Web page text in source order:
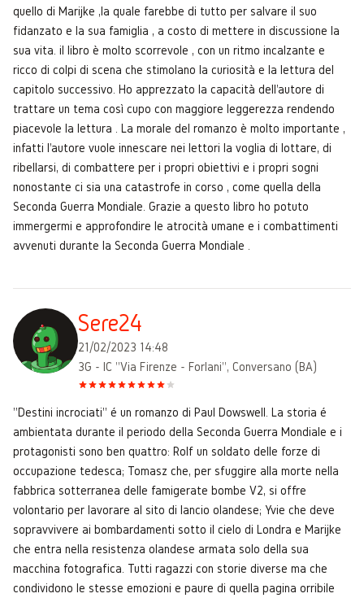
quello di Marijke ,la quale farebbe di tutto per salvare il suo
fidanzato e la sua famiglia , a costo di mettere in discussione la
sua vita. il libro è molto scorrevole , con un ritmo incalzante e
ricco di colpi di scena che stimolano la curiosità e la lettura del
capitolo successivo. Ho apprezzato la capacità dell'autore di
trattare un tema così cupo con maggiore leggerezza rendendo
piacevole la lettura . La morale del romanzo è molto importante ,
infatti l'autore vuole innescare nei lettori la voglia di lottare, di
ribellarsi, di combattere per i propri obiettivi e i propri sogni
nonostante ci sia una catastrofe in corso , come quella della
Seconda Guerra Mondiale. Grazie a questo libro ho potuto
immergermi e approfondire le atrocità umane e i combattimenti
avvenuti durante la Seconda Guerra Mondiale .
Sere24
21/02/2023 14:48
3G - IC "Via Firenze - Forlani", Conversano (BA)
"Destini incrociati" é un romanzo di Paul Dowswell. La storia é
ambientata durante il periodo della Seconda Guerra Mondiale e i
protagonisti sono ben quattro: Rolf un soldato delle forze di
occupazione tedesca; Tomasz che, per sfuggire alla morte nella
fabbrica sotterranea delle famigerate bombe V2, si offre
volontario per lavorare al sito di lancio olandese; Yvie che deve
sopravvivere ai bombardamenti sotto il cielo di Londra e Marijke
che entra nella resistenza olandese armata solo della sua
macchina fotografica. Tutti ragazzi con storie diverse ma che
condividono le stesse emozioni e paure di quella pagina orribile